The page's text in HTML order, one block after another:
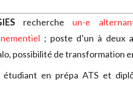
recherche un-e
; poste d’un à deux
possibilité de transformation
étudiant en prépa ATS et